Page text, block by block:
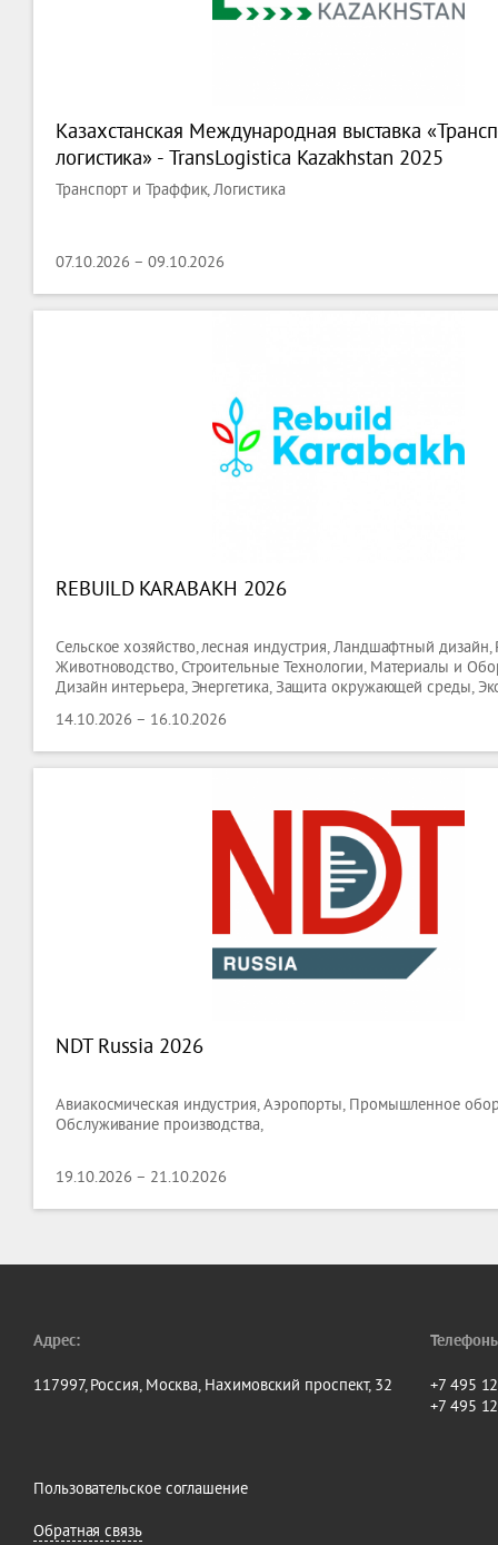
Казахстанская Международная выставка
логистика» - TransLogistica Kazakhstan 2025
Транспорт и Траффик, Логистика
07.10.2026 – 09.10.2026
REBUILD KARABAKH 2026
Сельское хозяйство, лесная индустрия, Ландшафтный дизайн,
Животноводство, Строительные Технологии, Материалы и
Дизайн интерьера, Энергетика, Защита окружающей среды,
оборудование, Здравоохранение, Фармацевтика, Обучение,
Транспорт и Траффик, Логистика
14.10.2026 – 16.10.2026
NDT Russia 2026
Авиакосмическая индустрия, Аэропорты, Промышленное
Обслуживание производства,
19.10.2026 – 21.10.2026
Адрес:
117997, Россия, Москва, Нахимовский проспект, 32
+7 495
+7 495
Пользовательское соглашение
Обратная связь